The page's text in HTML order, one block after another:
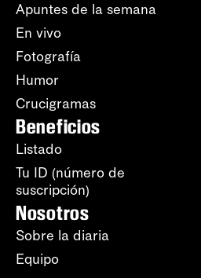
Apuntes de la semana
En vivo
Fotografía
Humor
Crucigramas
Beneficios
Listado
Tu ID (número de
suscripción)
Nosotros
Sobre la diaria
Equipo